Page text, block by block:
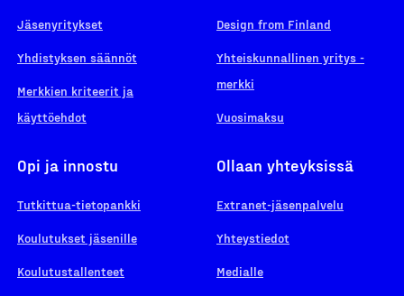
Jäsenyritykset
Yhdistyksen säännöt
Merkkien kriteerit ja
käyttöehdot
Design from Finland
Yhteiskunnallinen yritys -
merkki
Vuosimaksu
Opi ja innostu
Tutkittua-tietopankki
Koulutukset jäsenille
Koulutustallenteet
Ollaan yhteyksissä
Extranet-jäsenpalvelu
Yhteystiedot
Medialle